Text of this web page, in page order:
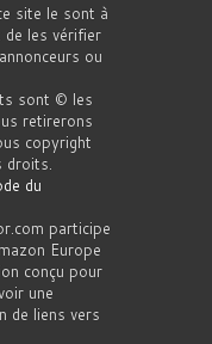
site le sont à
les vérifier
ou
sont © les
retirerons
copyright
droits.
du
participe
Europe
conçu pour
une
de liens vers